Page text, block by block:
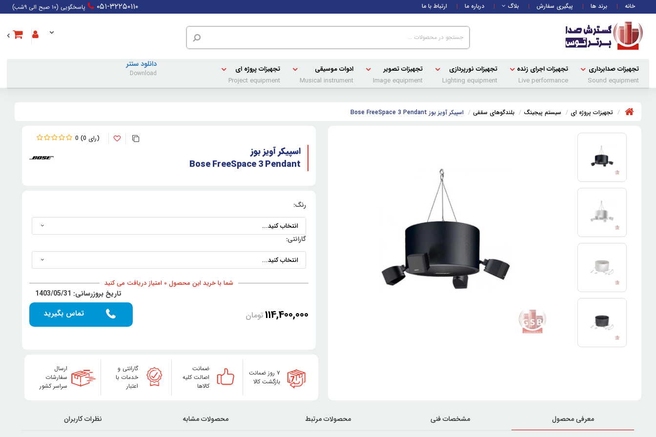
خانه برند ها پیگیری سفارش بلاگ درباره ما ارتباط با ما ۰۵۱-۳۲۲۵۰۱۱۰ پاسخگویی (۱۰ صبح الی ۹شب)
تجهیزات صدابرداری
Sound equipment
تجهیزات اجرای زنده
Live performance
تجهیزات نورپردازی
Lighting equipment
تجهیزات تصویر
Image equipment
ادوات موسیقی
Musical instrument
تجهیزات پروژه ای
Project equipment
دانلود سنتر
Download
تجهیزات پروژه ای سیستم پیجینگ بلندگوهای سقفی اسپیکر آویز بوز Bose FreeSpace 3 Pendant
0 0
اسپیکر آویز بوز
Bose FreeSpace 3 Pendant
رنگ:
گارانتی:
شما با خرید این محصول 0 امتیاز دریافت می کنید
114,400,000تومان تماس بگیرید
تاریخ بروزرسانی: 1403/05/31
۷ روز ضمانت
بازگشت کالا
ضمانت
اصالت کلیه
کالاها
گارانتی و
خدمات با
اعتبار
ارسال
سفارشات
سراسر کشور
معرفی محصول مشخصات فنی محصولات مرتبط محصولات مشابه نظرات کاربران